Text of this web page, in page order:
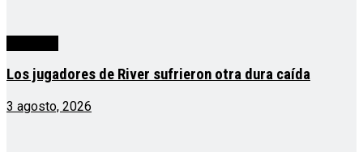
Los jugadores de River sufrieron otra dura caída
3 agosto, 2026